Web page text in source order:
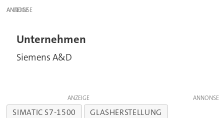
ANZEIGE
Unternehmen
Siemens A&D
ANZEIGE
SIMATIC S7-1500
GLASHERSTELLUNG